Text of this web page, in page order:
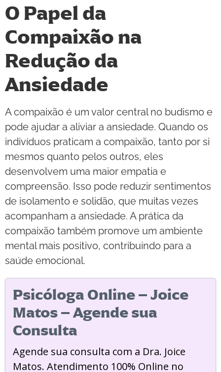
O Papel da
Compaixão na
Redução da
Ansiedade
A compaixão é um valor central no budismo e
pode ajudar a aliviar a ansiedade. Quando os
indivíduos praticam a compaixão, tanto por si
mesmos quanto pelos outros, eles
desenvolvem uma maior empatia e
compreensão. Isso pode reduzir sentimentos
de isolamento e solidão, que muitas vezes
acompanham a ansiedade. A prática da
compaixão também promove um ambiente
mental mais positivo, contribuindo para a
saúde emocional.
Psicóloga Online – Joice
Matos – Agende sua
Consulta
Agende sua consulta com a Dra. Joice
Matos. Atendimento 100% Online no